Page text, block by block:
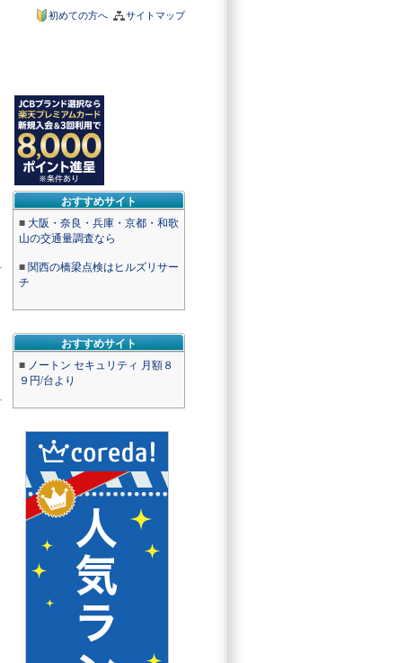
サイトマップ
初めての方へ
おすすめサイト
■ 大阪・奈良・兵庫・京都・和歌
山の交通量調査なら
■ 関西の橋梁点検はヒルズリサー
チ
おすすめサイト
■ ノートン セキュリティ 月額８
９円/台より